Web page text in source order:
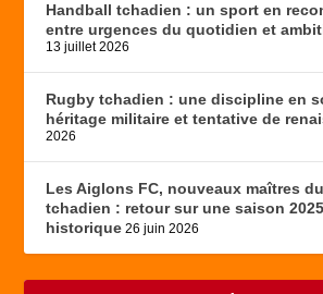
Handball tchadien : un sport en
entre urgences du quotidien et
13 juillet 2026
Rugby tchadien : une discipline en
héritage militaire et tentative de
2026
Les Aiglons FC, nouveaux maîtres
tchadien : retour sur une saison
historique 26 juin 2026